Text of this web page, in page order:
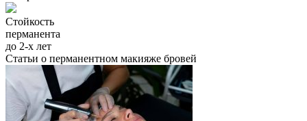
Стойкость
перманента
до 2-х лет
Статьи о перманентном макияже бровей